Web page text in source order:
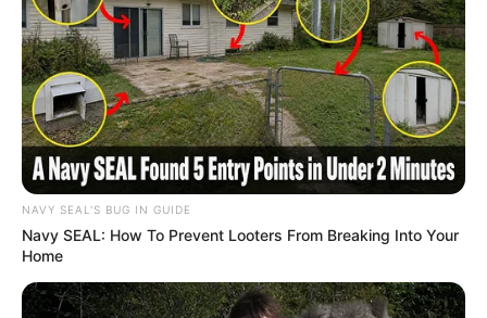
NAVY SEAL'S BUG IN GUIDE
Navy SEAL: How To Prevent Looters From Breaking Into Your
Home